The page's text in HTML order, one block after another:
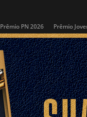
Prêmio PN 2026 Prêmio